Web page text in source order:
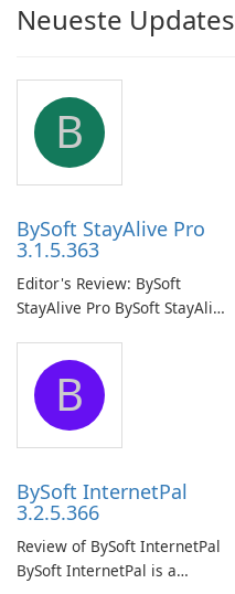
Neueste Updates
B
BySoft StayAlive Pro
3.1.5.363
Editor's Review: BySoft
StayAlive Pro BySoft StayAlive
application designed to
ensure the continuous and
uninterrupted operation of
your computer system.
B
BySoft InternetPal
3.2.5.366
Review of BySoft InternetPal
BySoft InternetPal is a